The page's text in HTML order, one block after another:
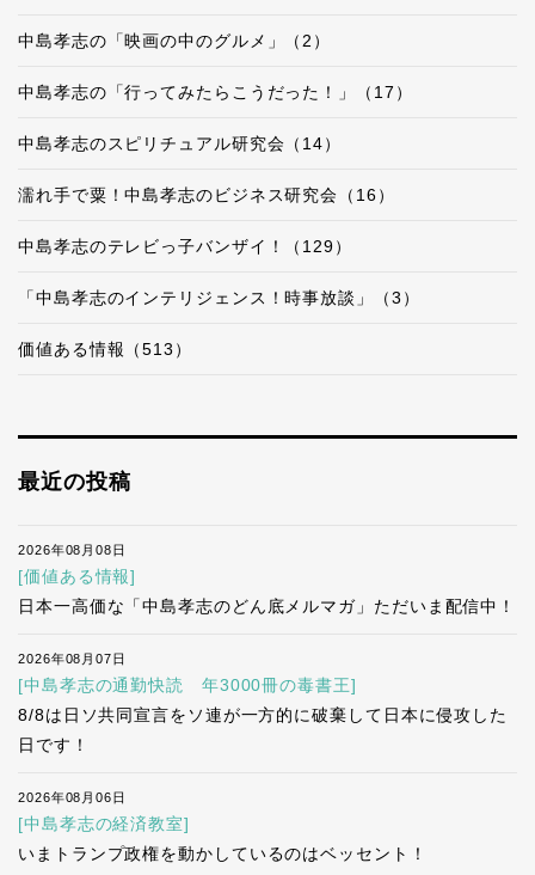
中島孝志の「映画の中のグルメ」（2）
中島孝志の「行ってみたらこうだった！」（17）
中島孝志のスピリチュアル研究会（14）
濡れ手で粟！中島孝志のビジネス研究会（16）
中島孝志のテレビっ子バンザイ！（129）
「中島孝志のインテリジェンス！時事放談」（3）
価値ある情報（513）
最近の投稿
2026年08月08日
[価値ある情報]
日本一高価な「中島孝志のどん底メルマガ」ただいま配信中！
2026年08月07日
[中島孝志の通勤快読 年3000冊の毒書王]
8/8は日ソ共同宣言をソ連が一方的に破棄して日本に侵攻した
日です！
2026年08月06日
[中島孝志の経済教室]
いまトランプ政権を動かしているのはベッセント！